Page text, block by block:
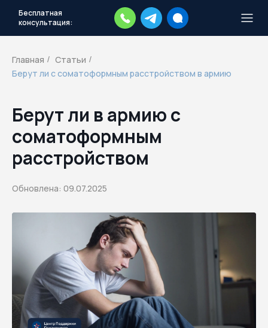
Бесплатная
консультация:
Главная / Статьи /
Берут ли с соматоформным расстройством в армию
Берут ли в армию с
соматоформным
расстройством
Обновлена: 09.07.2025
каждый день.
действий